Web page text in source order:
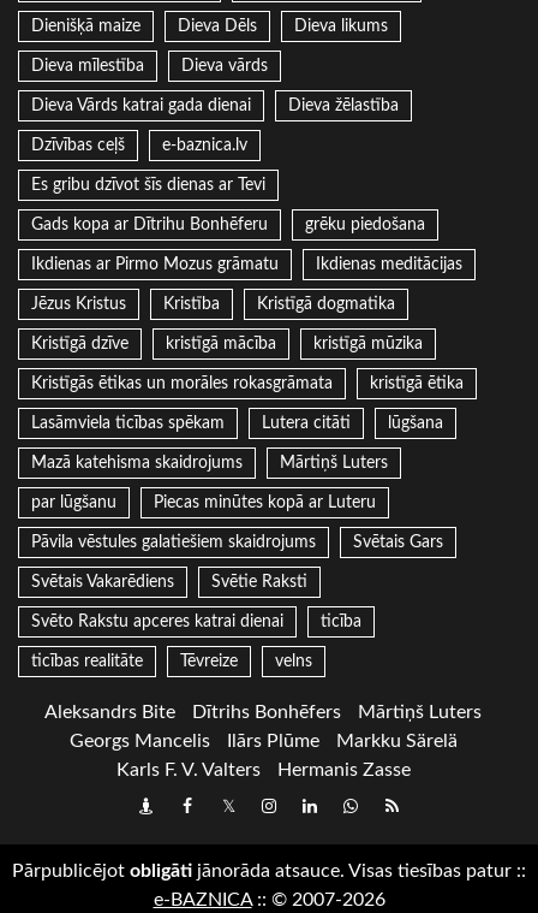
Dienišķā maize Dieva Dēls Dieva likums
Dieva mīlestība Dieva vārds
Dieva Vārds katrai gada dienai Dieva žēlastība
Dzīvības ceļš e-baznica.lv
Es gribu dzīvot šīs dienas ar Tevi
Gads kopa ar Dītrihu Bonhēferu grēku piedošana
Ikdienas ar Pirmo Mozus grāmatu Ikdienas meditācijas
Jēzus Kristus Kristība Kristīgā dogmatika
Kristīgā dzīve kristīgā mācība kristīgā mūzika
Kristīgās ētikas un morāles rokasgrāmata kristīgā ētika
Lasāmviela ticības spēkam Lutera citāti lūgšana
Mazā katehisma skaidrojums Mārtiņš Luters
par lūgšanu Piecas minūtes kopā ar Luteru
Pāvila vēstules galatiešiem skaidrojums Svētais Gars
Svētais Vakarēdiens Svētie Raksti
Svēto Rakstu apceres katrai dienai ticība
ticības realitāte Tēvreize velns
Aleksandrs Bite Dītrihs Bonhēfers
Mārtiņš Luters
Georgs Mancelis
Ilārs Plūme
Markku Särelä
Karls F. V. Valters
Hermanis Zasse
DraugiemFacebook
TwitterInstagram
LinkedInwhatsapp
RSS
Pārpublicējot obligāti jānorāda atsauce. Visas tiesības patur ::
e-BAZNICA:: © 2007-2026